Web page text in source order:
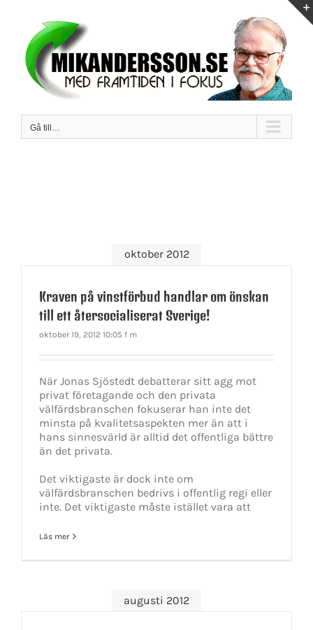
innehållet
Gå till…
oktober 2012
Kraven på vinstförbud handlar om önskan
till ett återsocialiserat Sverige!
oktober 19, 2012 10:05 f m
När Jonas Sjöstedt debatterar sitt agg mot
privat företagande och den privata
välfärdsbranschen fokuserar han inte det
minsta på kvalitetsaspekten mer än att i
hans sinnesvärld är alltid det offentliga bättre
än det privata.
Det viktigaste är dock inte om
välfärdsbranschen bedrivs i offentlig regi eller
inte. Det viktigaste måste istället vara att
Läs mer
augusti 2012